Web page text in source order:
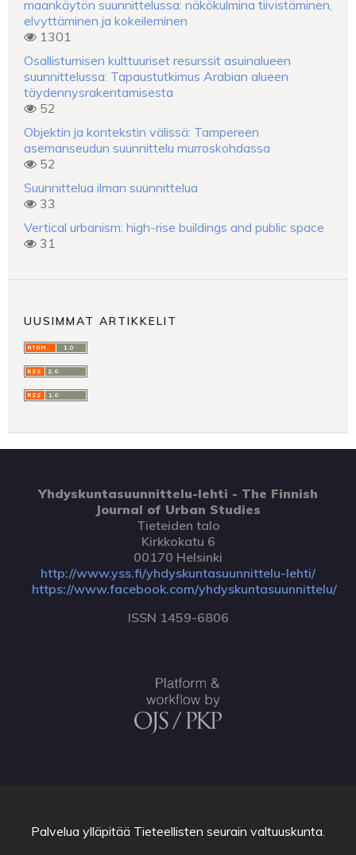
maankäytön suunnittelussa: näkökulmina tiivistäminen,
elvyttäminen ja kokeileminen
1301
Osallistumisen kulttuuriset resurssit asuinalueen
suunnittelussa: Tapaustutkimus Arabian alueen
täydennysrakentamisesta
52
Objektin ja kontekstin välissä: Tampereen
asemanseudun suunnittelu murroskohdassa
52
Suunnittelua ilman suunnittelua
33
Vertical urbanism: high-rise buildings and public space
31
UUSIMMAT ARTIKKELIT
Yhdyskuntasuunnittelu-lehti - The Finnish
Journal of Urban Studies
Tieteiden talo
Kirkkokatu 6
00170 Helsinki
http://www.yss.fi/yhdyskuntasuunnittelu-lehti/
https://www.facebook.com/yhdyskuntasuunnittelu/
ISSN 1459-6806
Palvelua ylläpitää Tieteellisten seurain valtuuskunta.